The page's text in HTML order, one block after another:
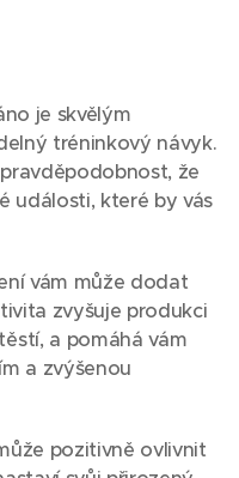
je skvělým
tréninkový návyk.
že
události, které by vás
vám může dodat
zvyšuje produkci
a pomáhá vám
a zvýšenou
pozitivně ovlivnit